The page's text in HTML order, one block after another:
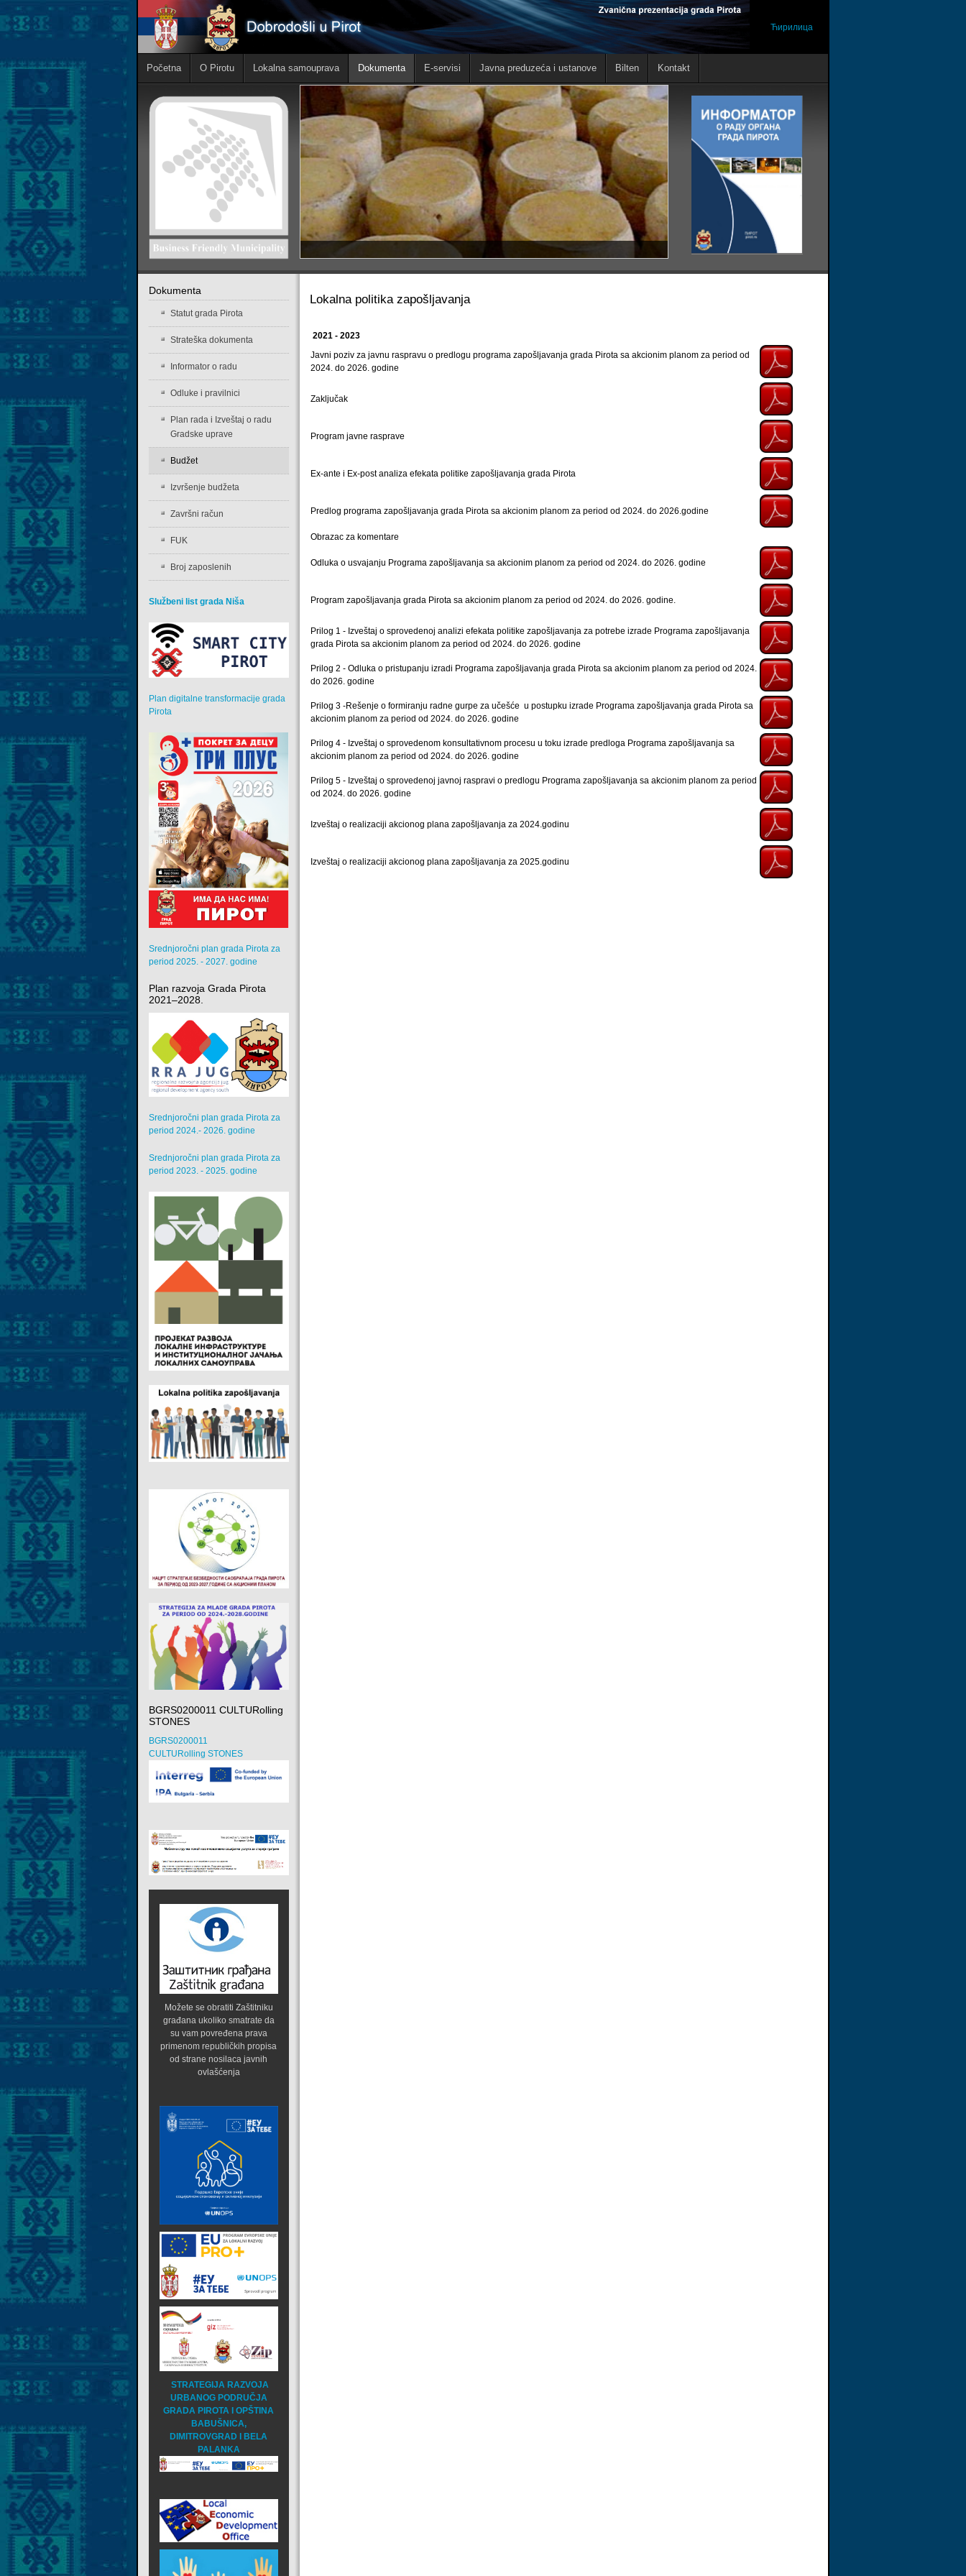
Ћирилица
Početna O Pirotu Lokalna samouprava Dokumenta E-servisi Javna preduzeća i ustanove Bilten Kontakt
Lokalna politika zapošljavanja
2021 - 2023
Javni poziv za javnu raspravu o predlogu programa zapošljavanja grada Pirota sa akcionim planom za period od
2024. do 2026. godine
Zaključak
Program javne rasprave
Ex-ante i Ex-post analiza efekata politike zapošljavanja grada Pirota
Predlog programa zapošljavanja grada Pirota sa akcionim planom za period od 2024. do 2026.godine
Obrazac za komentare
Odluka o usvajanju Programa zapošljavanja sa akcionim planom za period od 2024. do 2026. godine
Program zapošljavanja grada Pirota sa akcionim planom za period od 2024. do 2026. godine.
Prilog 1 - Izveštaj o sprovedenoj analizi efekata politike zapošljavanja za potrebe izrade Programa zapošljavanja
grada Pirota sa akcionim planom za period od 2024. do 2026. godine
Prilog 2 - Odluka o pristupanju izradi Programa zapošljavanja grada Pirota sa akcionim planom za period od 2024.
do 2026. godine
Prilog 3 -Rešenje o formiranju radne gurpe za učešće u postupku izrade Programa zapošljavanja grada Pirota sa
akcionim planom za period od 2024. do 2026. godine
Prilog 4 - Izveštaj o sprovedenom konsultativnom procesu u toku izrade predloga Programa zapošljavanja sa
akcionim planom za period od 2024. do 2026. godine
Prilog 5 - Izveštaj o sprovedenoj javnoj raspravi o predlogu Programa zapošljavanja sa akcionim planom za period
od 2024. do 2026. godine
Izveštaj o realizaciji akcionog plana zapošljavanja za 2024.godinu
Izveštaj o realizaciji akcionog plana zapošljavanja za 2025.godinu
Dokumenta
Statut grada Pirota
Strateška dokumenta
Informator o radu
Odluke i pravilnici
Plan rada i Izveštaj o radu
Gradske uprave
Budžet
Izvršenje budžeta
Završni račun
FUK
Broj zaposlenih
Službeni list grada Niša
Plan digitalne transformacije grada
Pirota
Srednjoročni plan grada Pirota za
period 2025. - 2027. godine
Plan razvoja Grada Pirota
2021–2028.
Srednjoročni plan grada Pirota za
period 2024.- 2026. godine
Srednjoročni plan grada Pirota za
period 2023. - 2025. godine
BGRS0200011 CULTURolling
STONES
BGRS0200011
CULTURolling STONES
Možete se obratiti Zaštitniku
građana ukoliko smatrate da
su vam povređena prava
primenom republičkih propisa
od strane nosilaca javnih
ovlašćenja
STRATEGIJA RAZVOJA
URBANOG PODRUČJA
GRADA PIROTA I OPŠTINA
BABUŠNICA,
DIMITROVGRAD I BELA
PALANKA